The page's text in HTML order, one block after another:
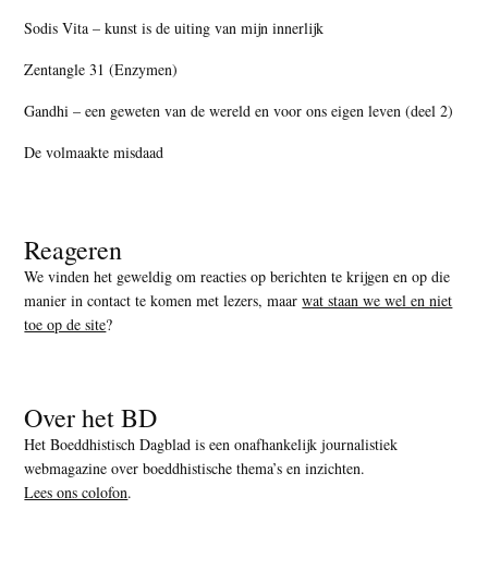
Sodis Vita – kunst is de uiting van mijn innerlijk
Zentangle 31 (Enzymen)
Gandhi – een geweten van de wereld en voor ons eigen leven (deel 2)
De volmaakte misdaad
Reageren
We vinden het geweldig om reacties op berichten te krijgen en op die
manier in contact te komen met lezers, maarwat staan we wel en niet
toe op de site?
Over het BD
Het Boeddhistisch Dagblad is een onafhankelijk journalistiek
webmagazine over boeddhistische thema’s en inzichten.
Lees ons colofon.